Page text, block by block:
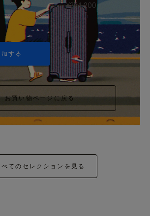
する
¥354,200
お買い物ページに戻る
べてのセレクションを見る